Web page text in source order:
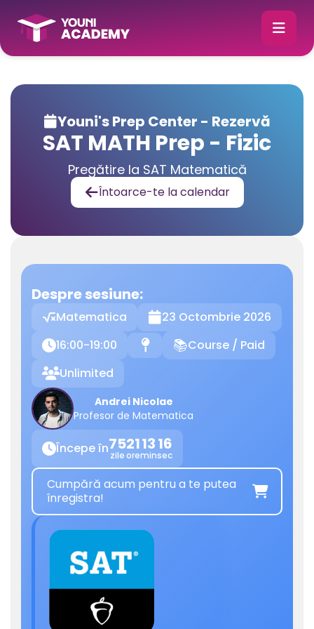
Youni's Prep Center - Rezervă
SAT MATH Prep - Fizic
Pregătire la SAT Matematică
Întoarce-te la calendar
Despre sesiune:
Matematica 23 Octombrie 2026
16:00-19:00 📍 📚Course / Paid
Unlimited
Andrei Nicolae
Profesor de Matematica
Începe în75
zile
21
ore
13
min
16
sec
Cumpără acum pentru a te putea
înregistra!
